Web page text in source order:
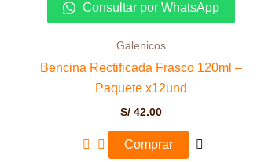
Consultar por WhatsApp
Galenicos
Bencina Rectificada Frasco 120ml –
Paquete x12und
S/ 42.00
Comprar